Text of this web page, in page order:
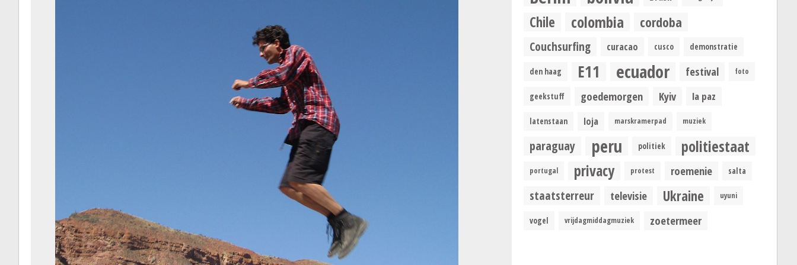
Chile colombia cordoba
Couchsurfing curacao cusco demonstratie
den haag E11 ecuador festival foto
geekstuff goedemorgen Kyiv la paz
latenstaan loja marskramerpad muziek
paraguay peru politiek politiestaat
portugal privacy protest roemenie salta
staatsterreur televisie Ukraine uyuni
vogel vrijdagmiddagmuziek zoetermeer